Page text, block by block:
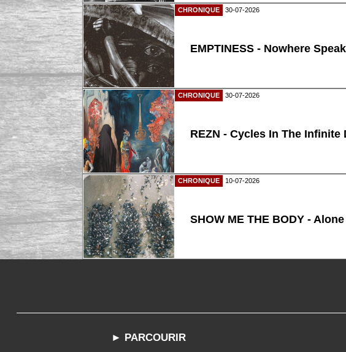
CHRONIQUE 30-07-2026
EMPTINESS - Nowhere
CHRONIQUE 30-07-2026
REZN - Cycles In The Infinite
CHRONIQUE 10-07-2026
SHOW ME THE BODY -
► PARCOURIR